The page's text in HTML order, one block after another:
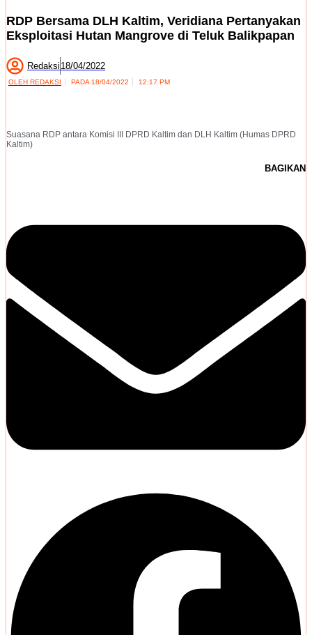
RDP Bersama DLH Kaltim, Veridiana Pertanyakan
Eksploitasi Hutan Mangrove di Teluk Balikpapan
Redaksi 18/04/2022
OLEH REDAKSI PADA 18/04/2022 12:17 PM
Suasana RDP antara Komisi III DPRD Kaltim dan DLH Kaltim (Humas DPRD
Kaltim)
BAGIKAN